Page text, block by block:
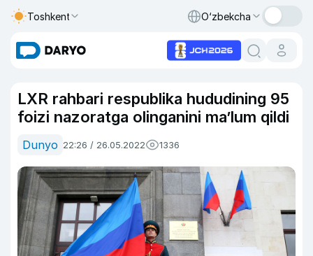
Toshkent O‘zbekcha
LXR rahbari respublika hududining 95
foizi nazoratga olinganini ma’lum qildi
Dunyo 22:26 / 26.05.2022 1336